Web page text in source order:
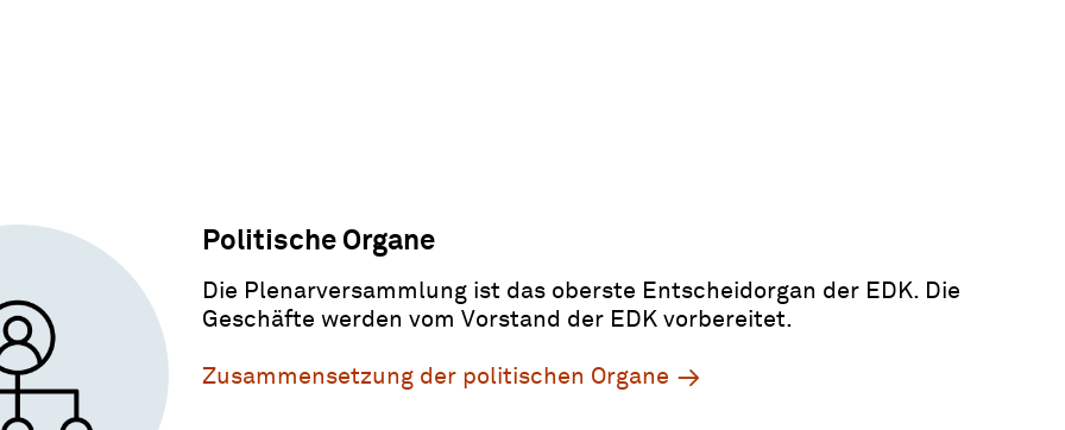
Politische Organe
Die Plenarversammlung ist das oberste Entscheidorgan der EDK. Die
Geschäfte werden vom Vorstand der EDK vorbereitet.
Zusammensetzung der politischen Organe